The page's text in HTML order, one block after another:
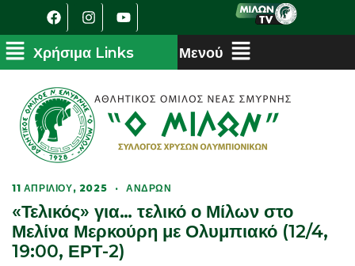
11 ΑΠΡΙΛΊΟΥ, 2025 · ΑΝΔΡΏΝ
«Τελικός» για… τελικό ο Μίλων στο
Μελίνα Μερκούρη με Ολυμπιακό (12/4,
19:00, ΕΡΤ-2)